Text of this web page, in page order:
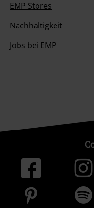
EMP Stores
Nachhaltigkeit
Jobs bei EMP